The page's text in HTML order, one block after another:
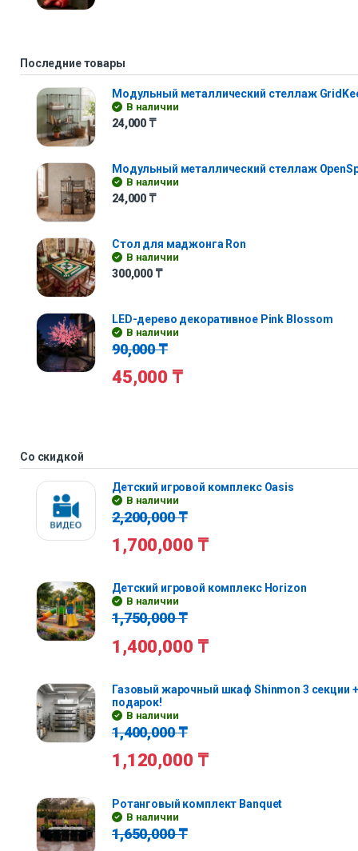
Последние товары
Модульный металлический стеллаж
В наличии
24,000 ₸
Модульный металлический стеллаж
В наличии
24,000 ₸
Стол для маджонга Ron
В наличии
300,000 ₸
LED-дерево декоративное Pink Blossom
В наличии
90,000₸
45,000 ₸
Со скидкой
Детский игровой комплекс Oasis
В наличии
2,200,000₸
1,700,000 ₸
Детский игровой комплекс Horizon
В наличии
1,750,000₸
1,400,000 ₸
Газовый жарочный шкаф Shinmon 3 секции
подарок!
В наличии
1,400,000₸
1,120,000 ₸
Ротанговый комплект Banquet
В наличии
1,650,000₸